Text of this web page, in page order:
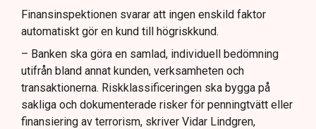
Finansinspektionen svarar att ingen enskild faktor
automatiskt gör en kund till högriskkund.
– Banken ska göra en samlad, individuell bedömning
utifrån bland annat kunden, verksamheten och
transaktionerna. Riskklassificeringen ska bygga på
sakliga och dokumenterade risker för penningtvätt eller
finansiering av terrorism, skriver Vidar Lindgren,